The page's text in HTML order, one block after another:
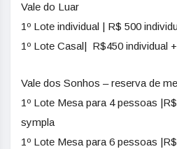
Vale do Luar
1º Lote individual | R$ 500
1º Lote Casal| R$450 individual
Vale dos Sonhos – reserva de
1º Lote Mesa para 4 pessoas
sympla
1º Lote Mesa para 6 pessoas